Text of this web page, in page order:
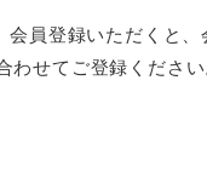
員登録いただくと
せてご登録ください